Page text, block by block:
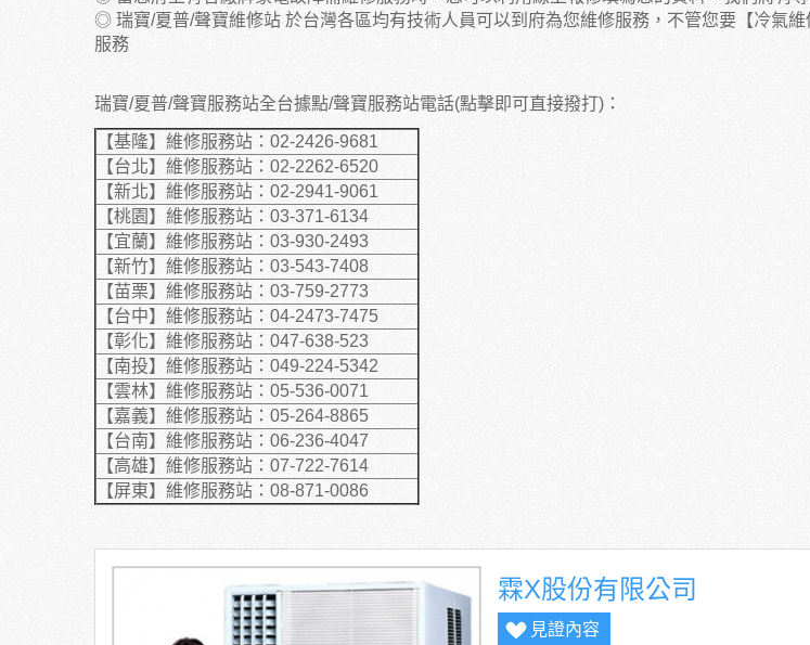
◎ 瑞寶/夏普/聲寶維修站 於台灣各區均有技術人員可以到府為您維修服務，不管您要【冷氣
服務
瑞寶/夏普/聲寶服務站全台據點/聲寶服務站電話(點擊即可直接撥打)：
【基隆】維修服務站：02-2426-9681
【台北】維修服務站：02-2262-6520
【新北】維修服務站：02-2941-9061
【桃園】維修服務站：03-371-6134
【宜蘭】維修服務站：03-930-2493
【新竹】維修服務站：03-543-7408
【苗栗】維修服務站：03-759-2773
【台中】維修服務站：04-2473-7475
【彰化】維修服務站：047-638-523
【南投】維修服務站：049-224-5342
【雲林】維修服務站：05-536-0071
【嘉義】維修服務站：05-264-8865
【台南】維修服務站：06-236-4047
【高雄】維修服務站：07-722-7614
【屏東】維修服務站：08-871-0086
霖X股份有限公司
見證內容